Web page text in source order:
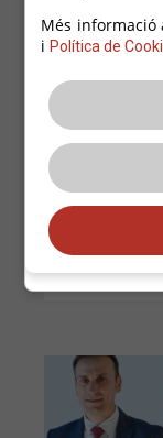
la COVID-
gènere
Més informació
iPolítica de